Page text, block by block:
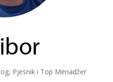
Pjesnik i Top Menadžer